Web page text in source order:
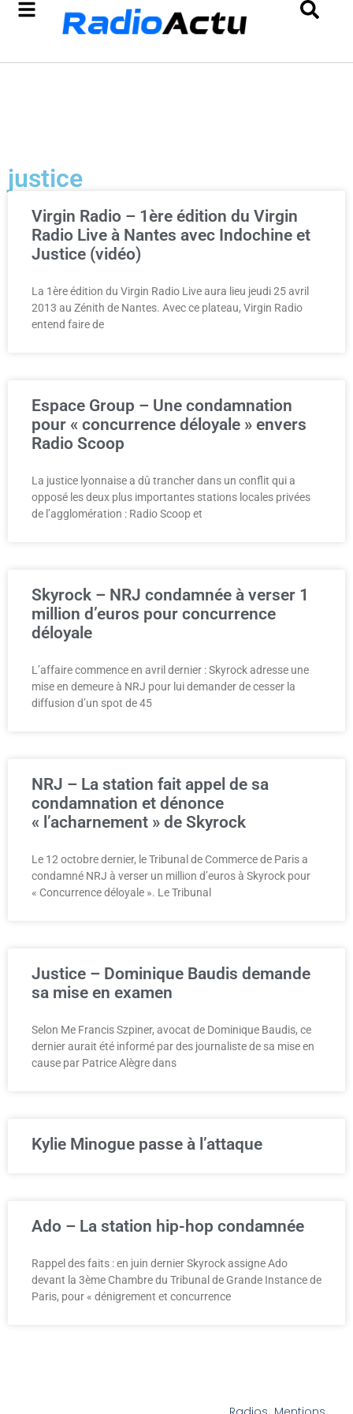
justice
Virgin Radio – 1ère édition du Virgin
Radio Live à Nantes avec Indochine et
Justice (vidéo)
La 1ère édition du Virgin Radio Live aura lieu jeudi 25 avril
2013 au Zénith de Nantes. Avec ce plateau, Virgin Radio
entend faire de
Espace Group – Une condamnation
pour « concurrence déloyale » envers
Radio Scoop
La justice lyonnaise a dû trancher dans un conflit qui a
opposé les deux plus importantes stations locales privées
de l’agglomération : Radio Scoop et
Skyrock – NRJ condamnée à verser 1
million d’euros pour concurrence
déloyale
L’affaire commence en avril dernier : Skyrock adresse une
mise en demeure à NRJ pour lui demander de cesser la
diffusion d’un spot de 45
NRJ – La station fait appel de sa
condamnation et dénonce
« l’acharnement » de Skyrock
Le 12 octobre dernier, le Tribunal de Commerce de Paris a
condamné NRJ à verser un million d’euros à Skyrock pour
« Concurrence déloyale ». Le Tribunal
Justice – Dominique Baudis demande
sa mise en examen
Selon Me Francis Szpiner, avocat de Dominique Baudis, ce
dernier aurait été informé par des journaliste de sa mise en
cause par Patrice Alègre dans
Kylie Minogue passe à l’attaque
Ado – La station hip-hop condamnée
Rappel des faits : en juin dernier Skyrock assigne Ado
devant la 3ème Chambre du Tribunal de Grande Instance de
Paris, pour « dénigrement et concurrence